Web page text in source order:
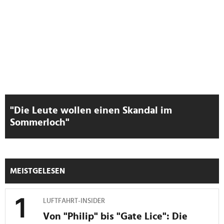
"Die Leute wollen einen Skandal im
Sommerloch"
MEISTGELESEN
LUFTFAHRT-INSIDER
Von "Philip" bis "Gate Lice": Die